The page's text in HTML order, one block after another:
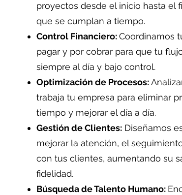
proyectos desde el inicio hasta el
que se cumplan a tiempo.
Control Financiero:Coordinamos
pagar y por cobrar para que tu
siempre al día y bajo control.
Optimización de Procesos:
trabaja tu empresa para eliminar
tiempo y mejorar el día a día.
Gestión de Clientes:Diseñamos
mejorar la atención, el
con tus clientes, aumentando su
fidelidad.
Búsqueda de Talento Humano: